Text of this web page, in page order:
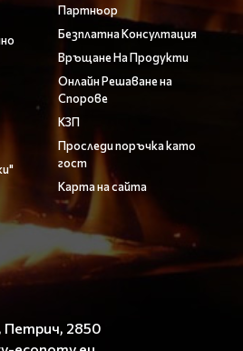
Партньор
Безплатна Консултация
Връщане На Продукти
Онлайн Решаване на
Спорове
КЗП
Проследи поръчка като
гост
Карта на сайта
Петрич, 2850